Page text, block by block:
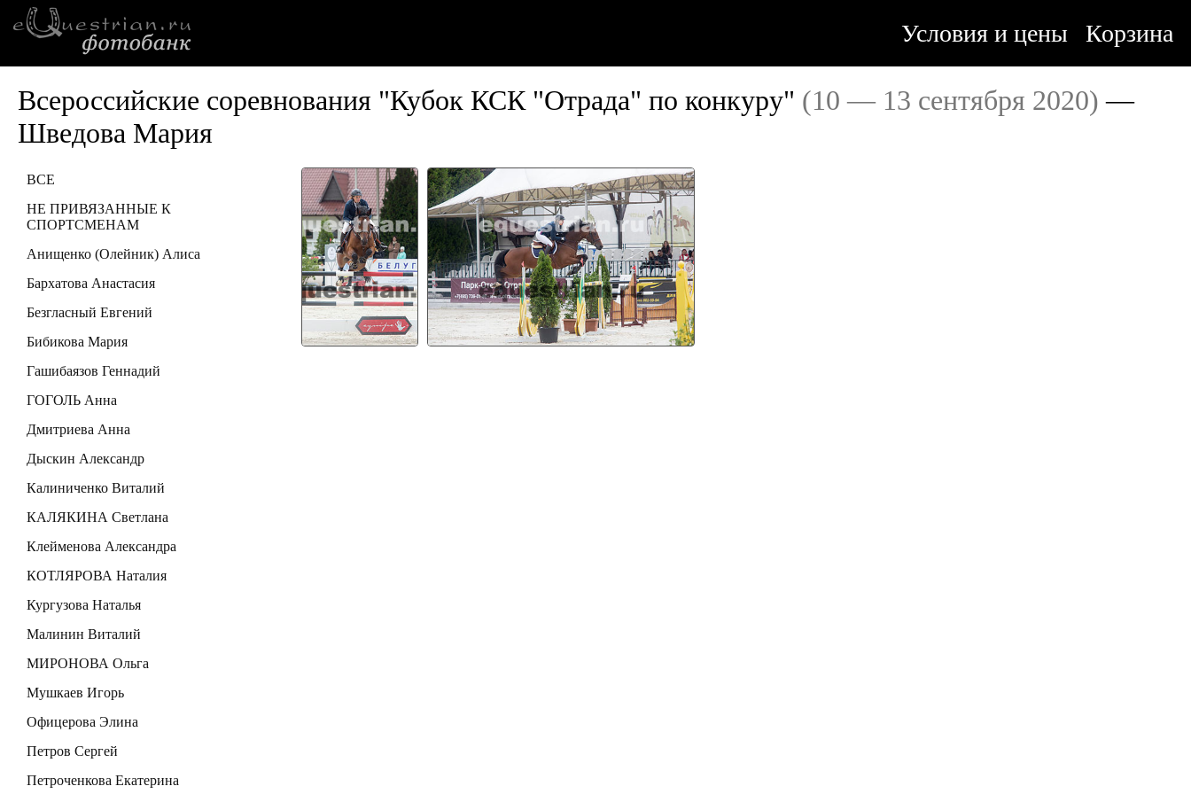
Корзина
Условия и цены
Всероссийские соревнования "Кубок КСК "Отрада" по конкуру" (10 — 13 сентября 2020) —
Шведова Мария
ВСЕ
НЕ ПРИВЯЗАННЫЕ К
СПОРТСМЕНАМ
Анищенко (Олейник) Алиса
Бархатова Анастасия
Безгласный Евгений
Бибикова Мария
Гашибаязов Геннадий
ГОГОЛЬ Анна
Дмитриева Анна
Дыскин Александр
Калиниченко Виталий
КАЛЯКИНА Светлана
Клейменова Александра
КОТЛЯРОВА Наталия
Кургузова Наталья
Малинин Виталий
МИРОНОВА Ольга
Мушкаев Игорь
Офицерова Элина
Петров Сергей
Петроченкова Екатерина